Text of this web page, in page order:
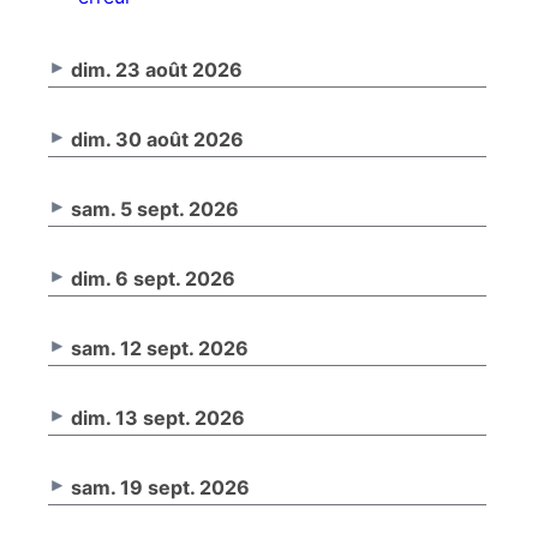
dim. 23 août 2026
dim. 30 août 2026
sam. 5 sept. 2026
dim. 6 sept. 2026
sam. 12 sept. 2026
dim. 13 sept. 2026
sam. 19 sept. 2026